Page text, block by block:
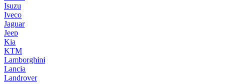
Isuzu
Iveco
Jaguar
Jeep
Kia
KTM
Lamborghini
Lancia
Landrover